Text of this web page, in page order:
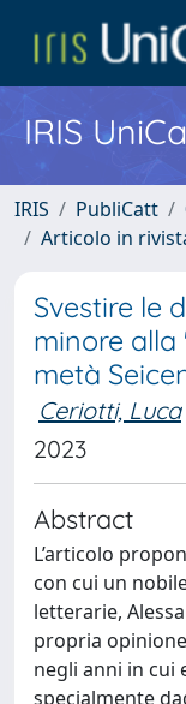
IRIS
IRIS PubliCatt
Articolo in
Svestire le
minore alla
metà
Ceriotti, Luca
2023
Abstract
L’articolo
con cui un
letterarie,
propria
negli anni in cui
specialmente